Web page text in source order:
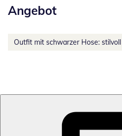
Angebot
Outfit mit schwarzer Hose: